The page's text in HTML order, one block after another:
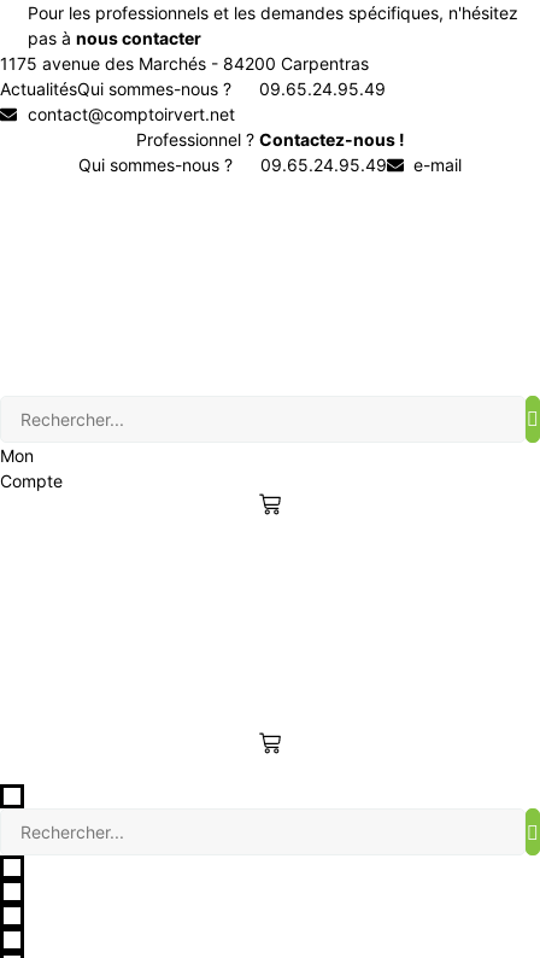
Aller
contenu
Pour les professionnels et les demandes spécifiques, n'hésitez
pas à nous contacter
1175 avenue des Marchés - 84200 Carpentras
ActualitésQui sommes-nous ?
09.65.24.95.49
contact@comptoirvert.net
Professionnel ? Contactez-nous !
Qui sommes-nous ?
09.65.24.95.49 e-mail
Mon
Compte